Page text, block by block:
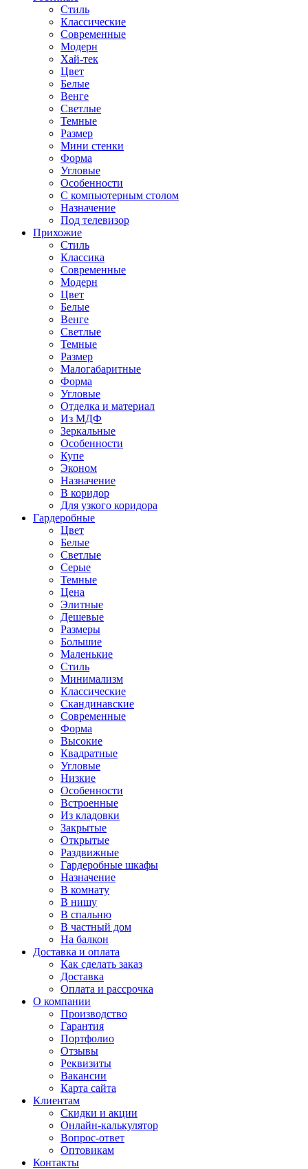
Стиль
Классические
Современные
Модерн
Хай-тек
Цвет
Белые
Венге
Светлые
Темные
Размер
Мини стенки
Форма
Угловые
Особенности
С компьютерным столом
Назначение
Под телевизор
Прихожие
Стиль
Классика
Современные
Модерн
Цвет
Белые
Венге
Светлые
Темные
Размер
Малогабаритные
Форма
Угловые
Отделка и материал
Из МДФ
Зеркальные
Особенности
Купе
Эконом
Назначение
В коридор
Для узкого коридора
Гардеробные
Цвет
Белые
Светлые
Серые
Темные
Цена
Элитные
Дешевые
Размеры
Большие
Маленькие
Стиль
Минимализм
Классические
Скандинавские
Современные
Форма
Высокие
Квадратные
Угловые
Низкие
Особенности
Встроенные
Из кладовки
Закрытые
Открытые
Раздвижные
Гардеробные шкафы
Назначение
В комнату
В нишу
В спальню
В частный дом
На балкон
Доставка и оплата
Как сделать заказ
Доставка
Оплата и рассрочка
О компании
Производство
Гарантия
Портфолио
Отзывы
Реквизиты
Вакансии
Карта сайта
Клиентам
Скидки и акции
Онлайн-калькулятор
Вопрос-ответ
Оптовикам
Контакты